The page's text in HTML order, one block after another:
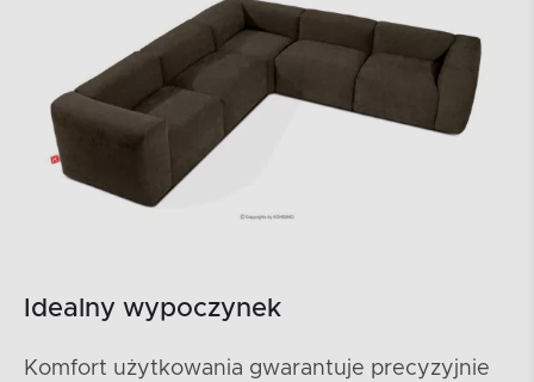
Idealny wypoczynek
Komfort użytkowania gwarantuje precyzyjnie